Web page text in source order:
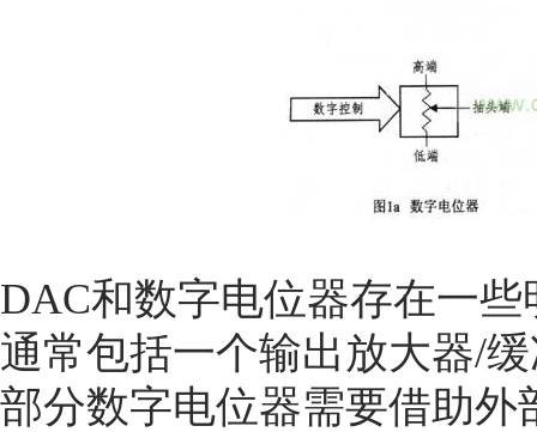
DAC和数字电位器存在一
通常包括一个输出放大器/
部分数字电位器需要借助